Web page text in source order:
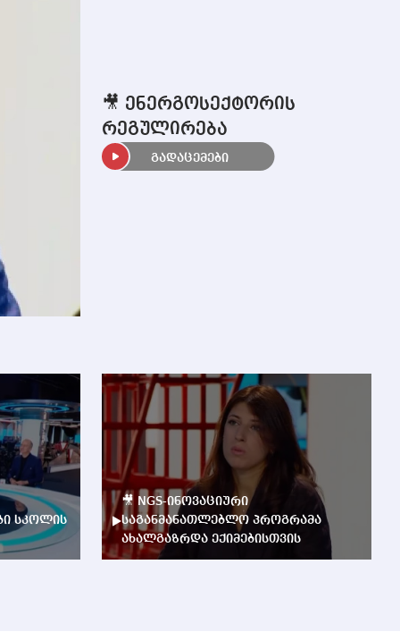
🎥 ენერგოსექტორის
რეგულირება
გადაცემები
სკოლის
🎥 NGS-ინოვაციური
საგანმანათლებლო პროგრამა
ახალგაზრდა ექიმებისთვის